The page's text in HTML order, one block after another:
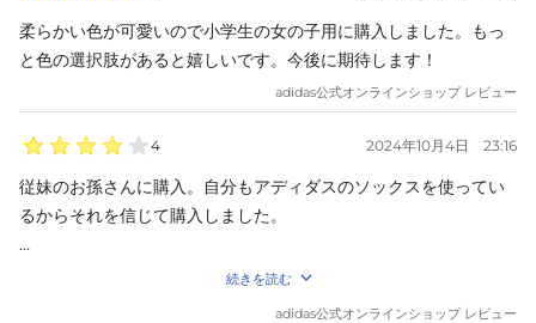
柔らかい色が可愛いので小学生の女の子用に購入しました。もっ
と色の選択肢があると嬉しいです。今後に期待します！
adidas公式オンラインショップ レビュー
4 2024年10月4日 23:16
従妹のお孫さんに購入。自分もアディダスのソックスを使ってい
るからそれを信じて購入しました。
その子が大きくなってアディダス好きになりますように。自分の
中ではアパレルは30年以上adidas最高と思っております。
続きを読む
adidas公式オンラインショップ レビュー